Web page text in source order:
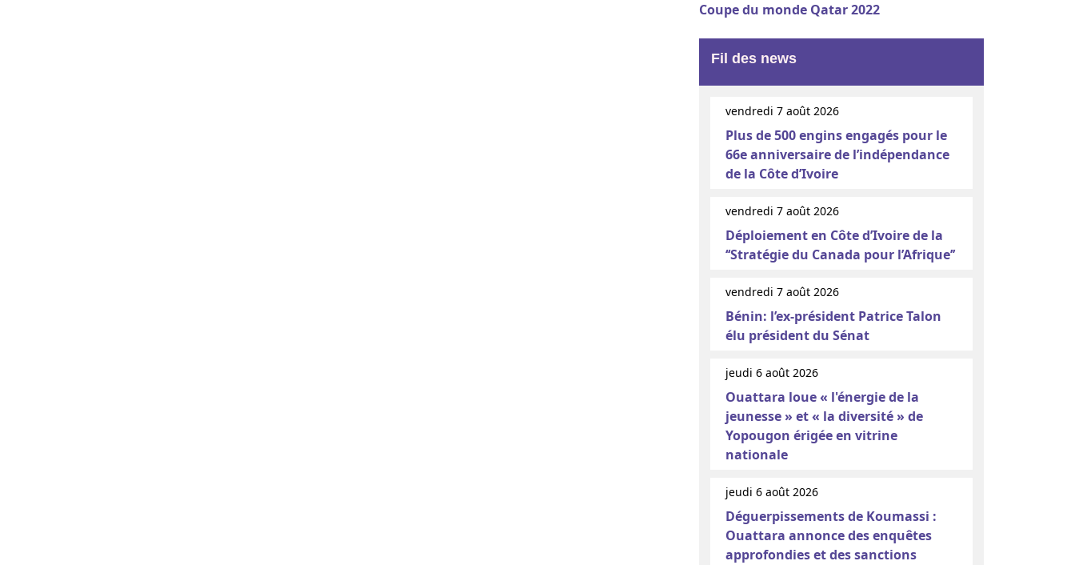
Coupe du monde Qatar 2022
Fil des news
vendredi 7 août 2026
Plus de 500 engins engagés pour le
66e anniversaire de l’indépendance
de la Côte d’Ivoire
vendredi 7 août 2026
Déploiement en Côte d’Ivoire de la
‘‘Stratégie du Canada pour l’Afrique’’
vendredi 7 août 2026
Bénin: l’ex-président Patrice Talon
élu président du Sénat
jeudi 6 août 2026
Ouattara loue « l'énergie de la
jeunesse » et « la diversité » de
Yopougon érigée en vitrine
nationale
jeudi 6 août 2026
Déguerpissements de Koumassi :
Ouattara annonce des enquêtes
approfondies et des sanctions